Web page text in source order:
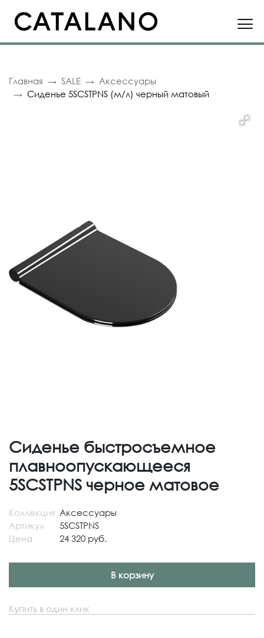
Главная SALE
Аксессуары
Сиденье 5SCSTPNS (м/л) черный матовый
Сиденье быстросъемное
плавноопускающееся
5SCSTPNS черное матовое
Коллекция Аксессуары
Артикул
5SCSTPNS
Цена
24 320 руб.
В корзину
Купить в один клик